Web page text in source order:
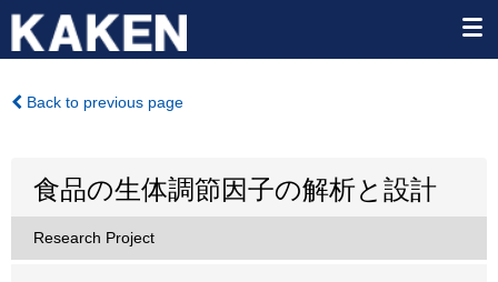
Back to previous page
食品の生体調節因子の解析と設計
Research Project